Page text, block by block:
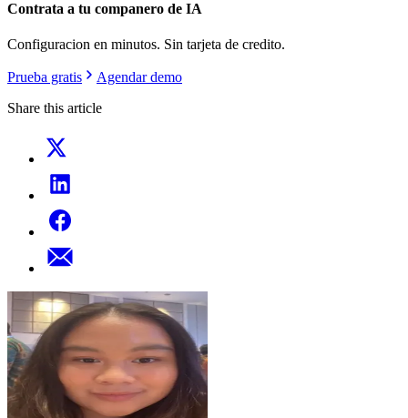
Contrata a tu companero de IA
Configuracion en minutos. Sin tarjeta de credito.
Prueba gratis
Agendar demo
Share this article